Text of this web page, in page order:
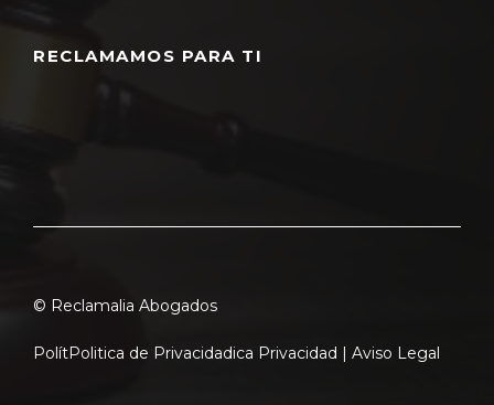
RECLAMAMOS PARA TI
© Reclamalia Abogados
PolítPolitica de Privacidadica Privacidad | Aviso Legal